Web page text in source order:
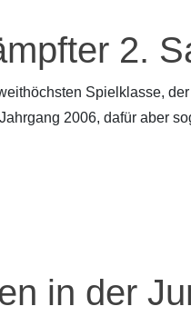
2.
Spielklasse,
2006, dafür aber
in der